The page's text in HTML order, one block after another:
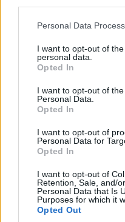
Please note that this
not limited to your visit or
grant or deny consent to
use your data for below
consent section.
Personal Data
I want to opt-out of
personal data.
Opted In
I want to opt-out of
Personal Data.
Opted In
I want to opt-out of
Personal Data for
Opted In
I want to opt-out of
Retention, Sale, and/
Personal Data that Is
Purposes for which it
Opted Out
Felújítják és felkészítik
2022.12.30